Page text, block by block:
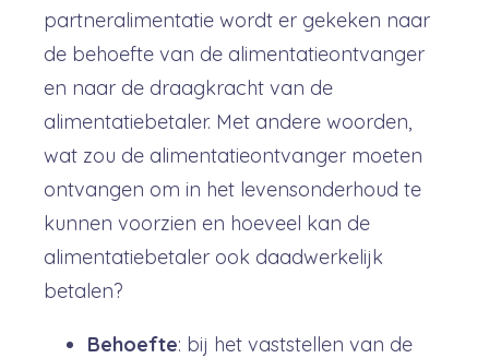
partneralimentatie wordt er gekeken naar
de behoefte van de alimentatieontvanger
en naar de draagkracht van de
alimentatiebetaler. Met andere woorden,
wat zou de alimentatieontvanger moeten
ontvangen om in het levensonderhoud te
kunnen voorzien en hoeveel kan de
alimentatiebetaler ook daadwerkelijk
betalen?
Behoefte: bij het vaststellen van de